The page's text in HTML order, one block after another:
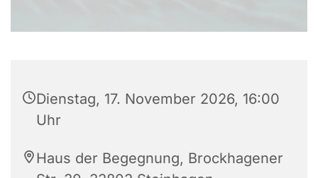
Dienstag, 17. November 2026, 16:00
Uhr
Haus der Begegnung, Brockhagener